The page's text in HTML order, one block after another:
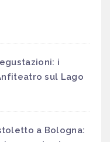
i
sul Lago
a Bologna: